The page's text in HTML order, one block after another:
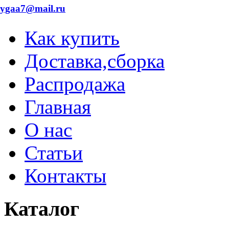
Как купить
Доставка,сборка
Распродажа
Главная
О нас
Статьи
Контакты
Каталог